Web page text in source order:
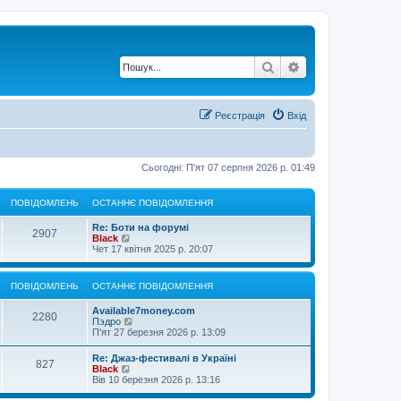
Пошук
Вхід
Реєстрація
Сьогодні: П'ят 07 серпня 2026 р. 01:49
ПОВІДОМЛЕНЬ ОСТАННЄ ПОВІДОМЛЕННЯ
2907
Re: Боти на форумі
Black
е
е
л
я
н
у
т
и
о
т
а
н
Чет 17 квітня 2025 р. 20:07
ПОВІДОМЛЕНЬ ОСТАННЄ ПОВІДОМЛЕННЯ
2280
Available7money.com
Пэдро
е
г
я
н
П'ят 27 березня 2026 р. 13:09
827
Re: Джаз-фестивалі в Україні
Black
е
Вів 10 березня 2026 р. 13:16